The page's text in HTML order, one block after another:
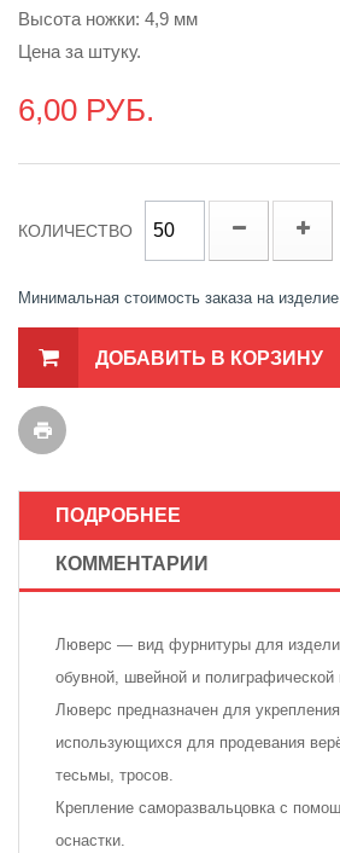
Высота ножки: 4,9 мм
Цена за штуку.
6,00 РУБ.
КОЛИЧЕСТВО
Минимальная стоимость заказа на изделие
ДОБАВИТЬ В КОРЗИНУ
ПОДРОБНЕЕ
КОММЕНТАРИИ
Люверс — вид фурнитуры для
обувной, швейной и
Люверс предназначен для
использующихся для продевания
тесьмы, тросов.
Крепление саморазвальцовка с
оснастки.